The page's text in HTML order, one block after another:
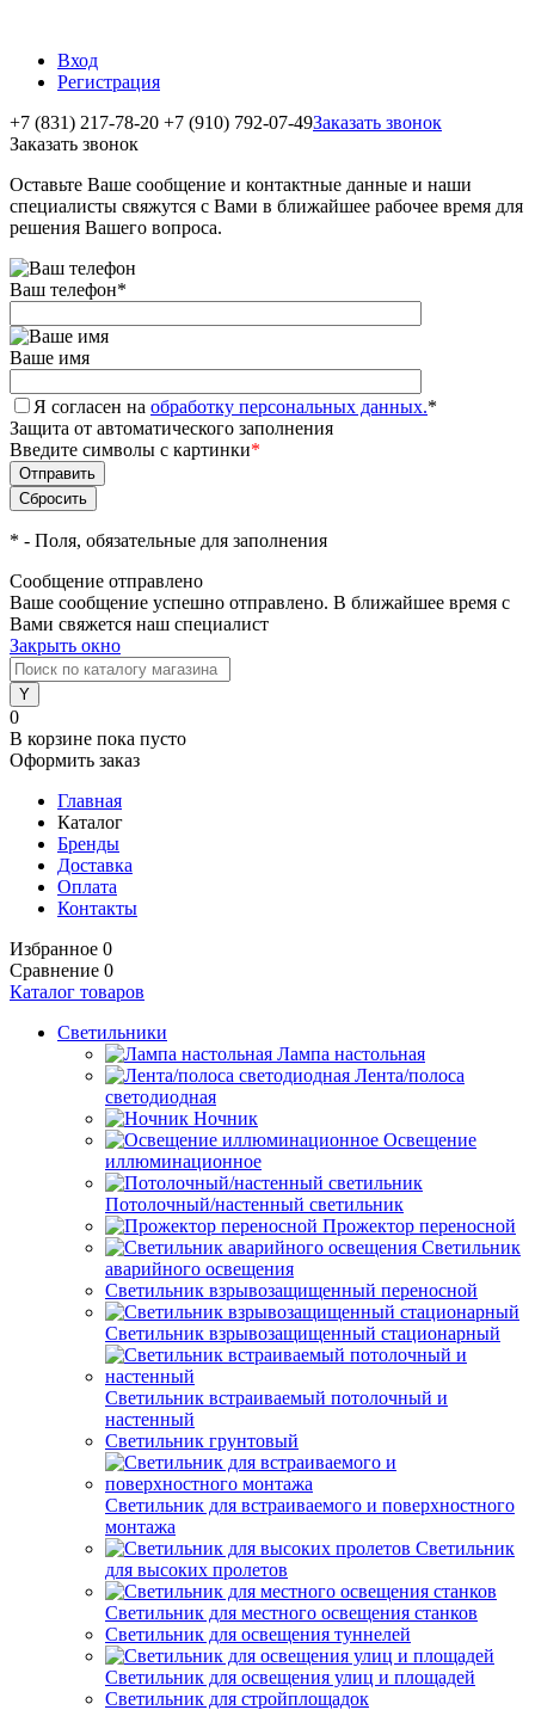
Вход
Регистрация
+7 (831) 217-78-20 +7 (910) 792-07-49Заказать звонок
Заказать звонок
Оставьте Ваше сообщение и контактные данные и наши
специалисты свяжутся с Вами в ближайшее рабочее время для
решения Вашего вопроса.
Ваш телефон*
Ваше имя
Я согласен на обработку персональных данных.*
Защита от автоматического заполнения
Введите символы с картинки*
* - Поля, обязательные для заполнения
Сообщение отправлено
Ваше сообщение успешно отправлено. В ближайшее время с
Вами свяжется наш специалист
Закрыть окно
0
В корзине пока пусто
Оформить заказ
Главная
Каталог
Бренды
Доставка
Оплата
Контакты
Избранное 0
Сравнение 0
Каталог товаров
Светильники
Лампа настольная
Лента/полоса
светодиодная
Ночник
Освещение
иллюминационное
Потолочный/настенный светильник
Прожектор переносной
Светильник
аварийного освещения
Светильник взрывозащищенный переносной
Светильник взрывозащищенный стационарный
Светильник встраиваемый потолочный и
настенный
Светильник грунтовый
Светильник для встраиваемого и поверхностного
монтажа
Светильник
для высоких пролетов
Светильник для местного освещения станков
Светильник для освещения туннелей
Светильник для освещения улиц и площадей
Светильник для стройплощадок